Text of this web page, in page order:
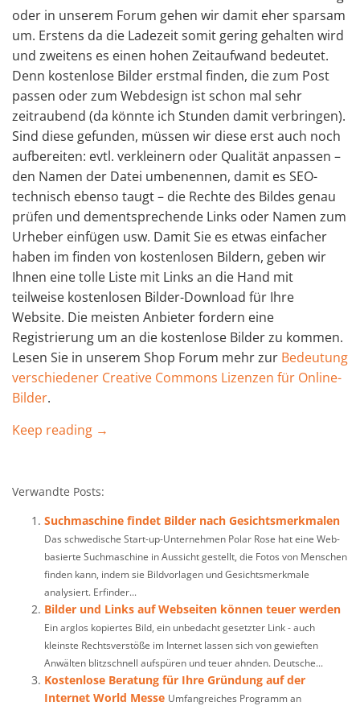
oder in unserem Forum gehen wir damit eher sparsam
um. Erstens da die Ladezeit somit gering gehalten wird
und zweitens es einen hohen Zeitaufwand bedeutet.
Denn kostenlose Bilder erstmal finden, die zum Post
passen oder zum Webdesign ist schon mal sehr
zeitraubend (da könnte ich Stunden damit verbringen).
Sind diese gefunden, müssen wir diese erst auch noch
aufbereiten: evtl. verkleinern oder Qualität anpassen –
den Namen der Datei umbenennen, damit es SEO-
technisch ebenso taugt – die Rechte des Bildes genau
prüfen und dementsprechende Links oder Namen zum
Urheber einfügen usw. Damit Sie es etwas einfacher
haben im finden von kostenlosen Bildern, geben wir
Ihnen eine tolle Liste mit Links an die Hand mit
teilweise kostenlosen Bilder-Download für Ihre
Website. Die meisten Anbieter fordern eine
Registrierung um an die kostenlose Bilder zu kommen.
Lesen Sie in unserem Shop Forum mehr zur Bedeutung
verschiedener Creative Commons Lizenzen für Online-
Bilder.
Keep reading →
Verwandte Posts:
Suchmaschine findet Bilder nach Gesichtsmerkmalen
Das schwedische Start-up-Unternehmen Polar Rose hat eine Web-
basierte Suchmaschine in Aussicht gestellt, die Fotos von Menschen
finden kann, indem sie Bildvorlagen und Gesichtsmerkmale
analysiert. Erfinder...
Bilder und Links auf Webseiten können teuer werden
Ein arglos kopiertes Bild, ein unbedacht gesetzter Link - auch
kleinste Rechtsverstöße im Internet lassen sich von gewieften
Anwälten blitzschnell aufspüren und teuer ahnden. Deutsche...
Kostenlose Beratung für Ihre Gründung auf der
Internet World Messe Umfangreiches Programm an